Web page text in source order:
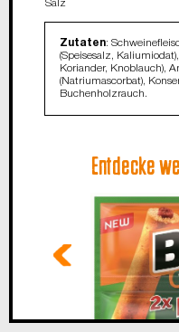
Salz
Zutaten:
(Speisesalz,
Koriander, Knoblauch),
(Natriumascorbat),
Buchenholzrauch.
Entdecke